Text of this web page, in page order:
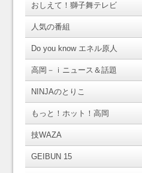
おしえて！獅子舞テレビ
人気の番組
Do you know エネル原人
高岡－ｉニュース＆話題
NINJAのとりこ
もっと！ホット！高岡
技WAZA
GEIBUN 15